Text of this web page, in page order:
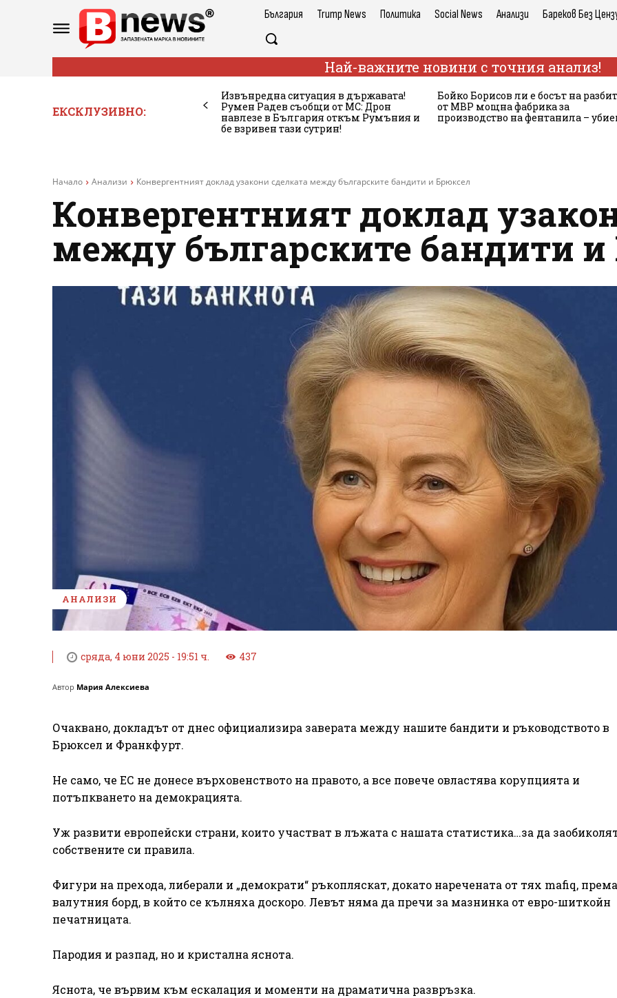
България Trump News Политика Social News Анализи Бареков Без
Най-важните новини с точния анализ!
ЕКСКЛУЗИВНО:
Извънредна ситуация в държавата!
Румен Радев съобщи от МС: Дрон
навлезе в България откъм Румъния и
бе взривен тази сутрин!
Бойко Борисов ли е босът на
от МВР мощна фабрика за
производство на фентанила –
Начало Анализи Конвергентният доклад узакони сделката между българските бандити и Брюксел
Конвергентният доклад
между българските бандити
АНАЛИЗИ
сряда, 4 юни 2025 - 19:51 ч. 437
Автор Мария Алексиева
Очаквано, докладът от днес официализира заверата между нашите бандити и ръководството в
Брюксел и Франкфурт.
Не само, че ЕС не донесе върховенството на правото, а все повече овластява корупцията и
потъпкването на демокрацията.
Уж развити европейски страни, които участват в лъжата с нашата статистика…за да
собствените си правила.
Фигури на прехода, либерали и „демократи“ ръкопляскат, докато наречената от тях mafiq,
валутния борд, в който се кълняха доскоро. Левът няма да пречи за мазнинка от евро-шиткойн
печатницата.
Пародия и разпад, но и кристална яснота.
Яснота, че вървим към ескалация и моменти на драматична развръзка.